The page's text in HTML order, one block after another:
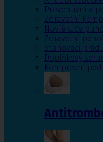
Preventivní a
Zdravotní
Navlékače
Zdravotní
Stahovací
Doplňkový
Kompresní